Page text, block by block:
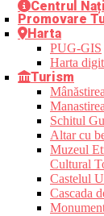
Centrul
Promovare
Harta
PUG-GIS
Harta
Turism
Schitul
Altar cu
Muzeul
Cultural
Castelul
Cascada